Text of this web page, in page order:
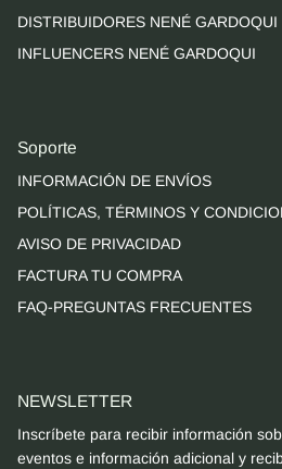
DISTRIBUIDORES NENÉ GARDOQUI
INFLUENCERS NENÉ GARDOQUI
Soporte
INFORMACIÓN DE ENVÍOS
POLÍTICAS, TÉRMINOS Y
AVISO DE PRIVACIDAD
FACTURA TU COMPRA
FAQ-PREGUNTAS FRECUENTES
NEWSLETTER
Inscríbete para recibir información
eventos e información adicional y